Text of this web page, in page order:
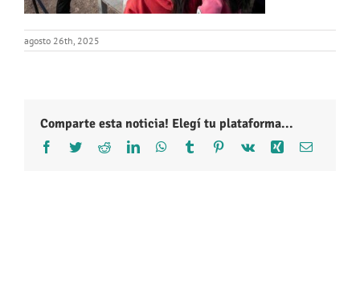
agosto 26th, 2025
Comparte esta noticia! Elegí tu plataforma...
Facebook
TwitterRedditLinkedInWhatsApp
Tumblr Pinterest
Vk Xing Correo